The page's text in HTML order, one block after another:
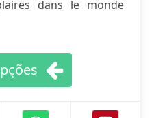
dans le monde